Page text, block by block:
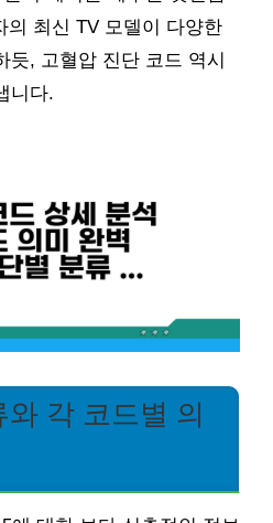
의 최신 TV 모델이 다양한
듯, 고혈압 진단 코드 역시
니다.
각 코드별 의